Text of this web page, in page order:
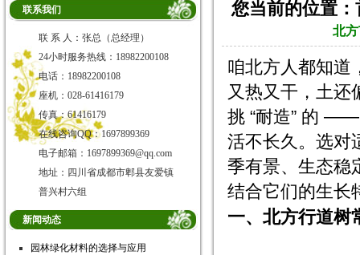
联系我们
联 系 人：张总（总经理）
24小时服务热线：18982200108
电话：18982200108
座机：028-61416179
传真：61416179
在线咨询QQ：1697899369
电子邮箱：1697899369@qq.com
地址：四川省成都市郫县友爱镇
普兴村六组
新闻动态
园林绿化材料的选择与应用
您当前的位置：
北
咱北方人都知道
又热又干，土还
挑 “耐造” 的
活不长久。选对
季有景、生态稳
结合它们的生长
一、北方行道树